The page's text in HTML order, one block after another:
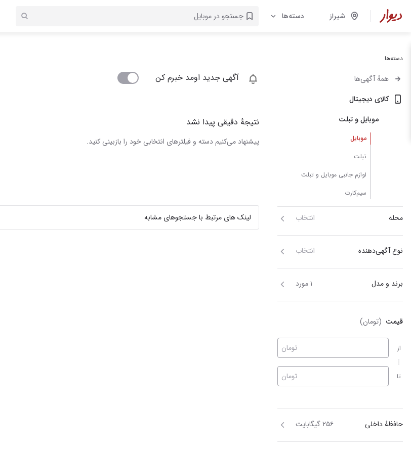
شیراز دسته‌ها
دسته‌ها
همهٔ آگهی‌ها
کالای دیجیتال
موبایل و تبلت
موبایل
تبلت
لوازم جانبی موبایل و تبلت
سیم‌کارت
محله انتخاب
نوع آگهی‌دهنده انتخاب
برند و مدل ۱ مورد
قیمت (تومان)
از
تا
تومان
تومان
حافظهٔ داخلی ۲۵۶ گیگابایت
آگهی جدید اومد خبرم کن
نتیجهٔ دقیقی پیدا نشد
پیشنهاد می‌کنیم دسته و فیلترهای انتخابی خود را بازبینی کنید.
لینک های مرتبط با جستجوهای مشابه